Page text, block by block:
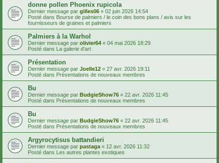
donne pollen Phoenix rupicola
Dernier message par gilles06 « 02 juin 2026 14:54
Posté dans Bourse de palmiers / le coin des bons plans / avis sur les
fournisseurs de graines et palmiers
Palmiers à la Warhol
Dernier message par olivier64 « 04 mai 2026 18:29
Posté dans La galerie d'art
Présentation
Dernier message par Joelle12 « 27 avr. 2026 19:11
Posté dans Présentations de nouveaux membres
Bu
Dernier message par BudgieShow76 « 22 avr. 2026 11:45
Posté dans Présentations de nouveaux membres
Bu
Dernier message par BudgieShow76 « 22 avr. 2026 11:45
Posté dans Présentations de nouveaux membres
Argyrocytisus battandieri
Dernier message par pastaga « 12 avr. 2026 11:32
Posté dans Les autres plantes exotiques